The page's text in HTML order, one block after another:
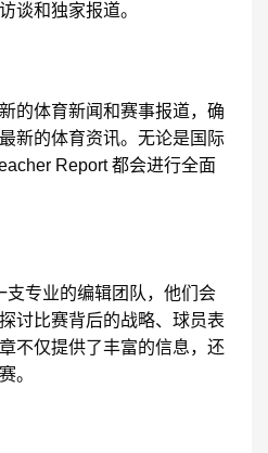
谈和独家报道。
的体育新闻和赛事报道，确
新的体育资讯。无论是国际
Report 都会进行全面
支专业的编辑团队，他们会
讨比赛背后的战略、球员表
不仅提供了丰富的信息，还
。